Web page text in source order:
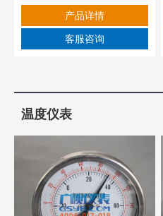
产品详情
客服咨询
温度仪表